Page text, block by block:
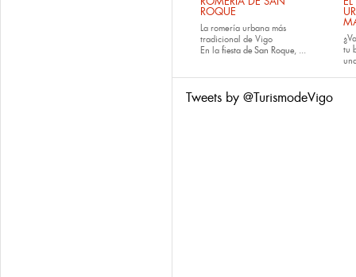
ROQUE
La romería urbana más
tradicional de Vigo
En la fiesta de San Roque, ...
tu
Tweets by @TurismodeVigo